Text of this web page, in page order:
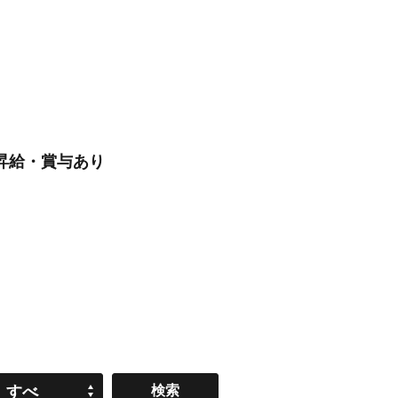
給・賞与あり
すべ